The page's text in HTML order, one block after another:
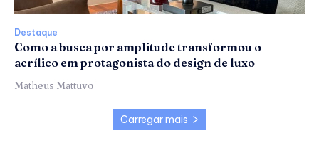
Destaque
Como a busca por amplitude transformou o
acrílico em protagonista do design de luxo
Matheus Mattuvo
Carregar mais